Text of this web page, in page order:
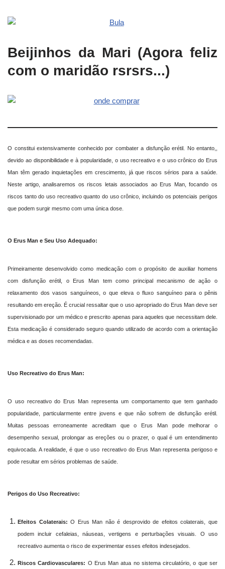
Beijinhos da Mari (Agora feliz
com o maridão rsrsrs...)
O constitui extensivamente conhecido por combater a disfunção erétil. No entanto,,
devido ao disponibilidade e à popularidade, o uso recreativo e o uso crônico do Erus
Man têm gerado inquietações em crescimento, já que riscos sérios para a saúde.
Neste artigo, analisaremos os riscos letais associados ao Erus Man, focando os
riscos tanto do uso recreativo quanto do uso crônico, incluindo os potenciais perigos
que podem surgir mesmo com uma única dose.
O Erus Man e Seu Uso Adequado:
Primeiramente desenvolvido como medicação com o propósito de auxiliar homens
com disfunção erétil, o Erus Man tem como principal mecanismo de ação o
relaxamento dos vasos sanguíneos, o que eleva o fluxo sanguíneo para o pênis
resultando em ereção. É crucial ressaltar que o uso apropriado do Erus Man deve ser
supervisionado por um médico e prescrito apenas para aqueles que necessitam dele.
Esta medicação é considerado seguro quando utilizado de acordo com a orientação
médica e as doses recomendadas.
Uso Recreativo do Erus Man:
O uso recreativo do Erus Man representa um comportamento que tem ganhado
popularidade, particularmente entre jovens e que não sofrem de disfunção erétil.
Muitas pessoas erroneamente acreditam que o Erus Man pode melhorar o
desempenho sexual, prolongar as ereções ou o prazer, o qual é um entendimento
equivocada. A realidade, é que o uso recreativo do Erus Man representa perigoso e
pode resultar em sérios problemas de saúde.
Perigos do Uso Recreativo:
Efeitos Colaterais: O Erus Man não é desprovido de efeitos colaterais, que
podem incluir cefaleias, náuseas, vertigens e perturbações visuais. O uso
recreativo aumenta o risco de experimentar esses efeitos indesejados.
Riscos Cardiovasculares: O Erus Man atua no sistema circulatório, o que ser